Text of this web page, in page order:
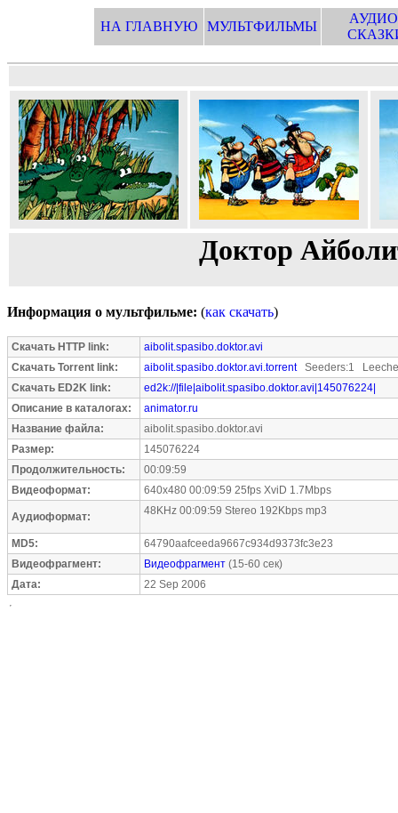
НА ГЛАВНУЮ МУЛЬТФИЛЬМЫ
Доктор
Информация о мультфильме: (как скачать)
Скачать HTTP link:
aibolit.spasibo.doktor.avi
Скачать Torrent link:
aibolit.spasibo.doktor.avi.torrentSeeders:1
Скачать ED2K link:
ed2k://|file|aibolit.spasibo.doktor.avi|145076224|
Описание в каталогах:
animator.ru
Название файла:
aibolit.spasibo.doktor.avi
Размер:
145076224
Продолжительность:
00:09:59
Видеоформат:
640x480 00:09:59 25fps XviD 1.7Mbps
Аудиоформат: 48KHz 00:09:59 Stereo 192Kbps mp3
MD5:
64790aafceeda9667c934d9373fc3e23
Видеофрагмент:
Видеофрагмент (15-60 сек)
Дата:
22 Sep 2006